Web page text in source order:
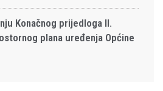
Konačnog prijedloga II.
plana uređenja Općine